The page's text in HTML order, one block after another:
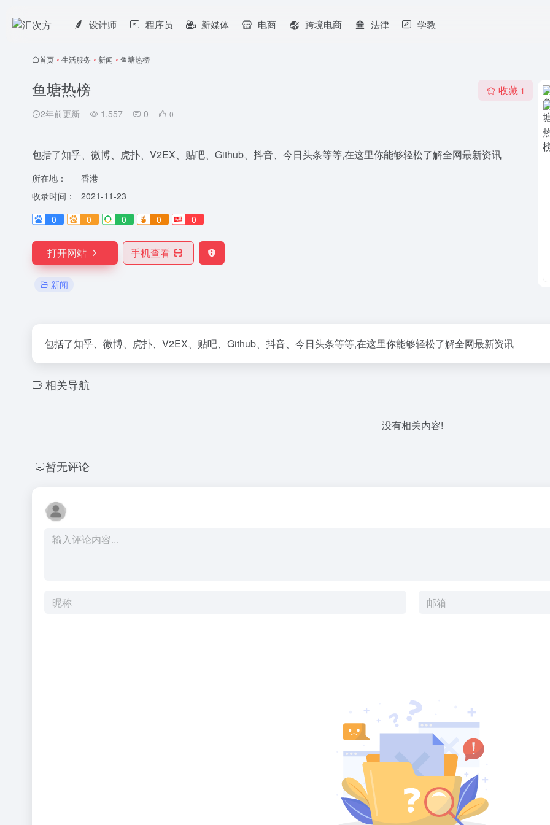
设计师 程序员 新媒体 电商 跨境电商 法律 学教
首页 • 生活服务 • 新闻 • 鱼塘热榜
鱼塘热榜
2年前更新 1,557 0 0
收藏 1
包括了知乎、微博、虎扑、V2EX、贴吧、Github、抖音、今日头条等等,在这里你能够轻松了解全网最新资讯
所在地：
香港
收录时间：
2021-11-23
0
0 0 0 0
打开网站 手机查看
新闻
包括了知乎、微博、虎扑、V2EX、贴吧、Github、抖音、今日头条等等,在这里你能够轻松了解全网最新资讯
相关导航
没有相关内容!
暂无评论